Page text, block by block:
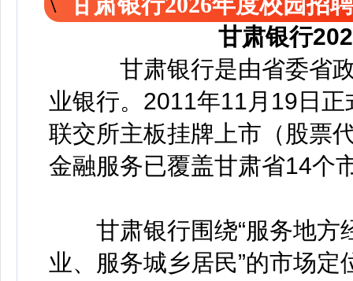
甘肃银行
甘肃银行是由省委省政
业银行。2011年11月19日
联交所主板挂牌上市（股票
金融服务已覆盖甘肃省14个
甘肃银行围绕“服务地方
业、服务城乡居民”的市场